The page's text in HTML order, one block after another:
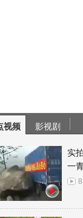
视频 影视剧
实
一